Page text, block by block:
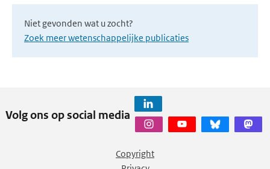
Niet gevonden wat u zocht?
Zoek meer wetenschappelijke publicaties
Volg ons op social media
Copyright